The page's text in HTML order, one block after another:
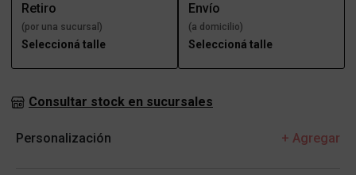
Retiro
(por una sucursal)
Seleccioná talle
Envío
(a domicilio)
Seleccioná talle
Consultar stock en sucursales
Personalización + Agregar